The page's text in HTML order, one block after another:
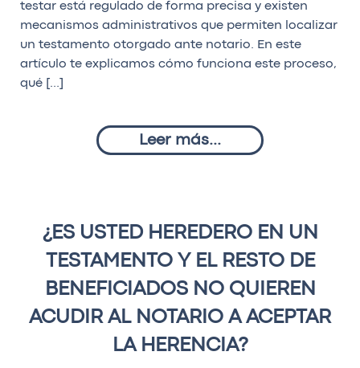
testar está regulado de forma precisa y existen
mecanismos administrativos que permiten localizar
un testamento otorgado ante notario. En este
artículo te explicamos cómo funciona este proceso,
qué […]
Leer más...
¿ES USTED HEREDERO EN UN
TESTAMENTO Y EL RESTO DE
BENEFICIADOS NO QUIEREN
ACUDIR AL NOTARIO A ACEPTAR
LA HERENCIA?